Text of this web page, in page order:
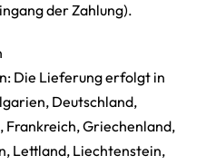
der Zahlung).
Die Lieferung erfolgt in
Deutschland,
Frankreich, Griechenland,
Lettland, Liechtenstein,